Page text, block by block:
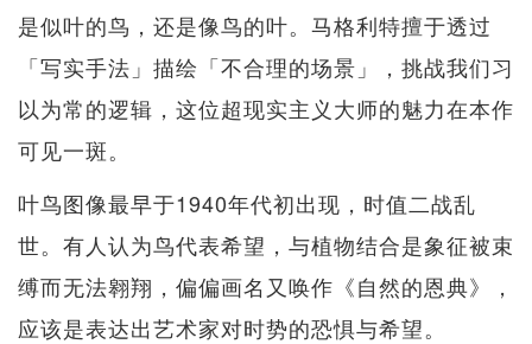
是似叶的鸟，还是像鸟的叶。马格利特擅于透过
「写实手法」描绘「不合理的场景」，挑战我们习
以为常的逻辑，这位超现实主义大师的魅力在本作
可见一斑。
叶鸟图像最早于1940年代初出现，时值二战乱
世。有人认为鸟代表希望，与植物结合是象征被束
缚而无法翱翔，偏偏画名又唤作《自然的恩典》，
应该是表达出艺术家对时势的恐惧与希望。